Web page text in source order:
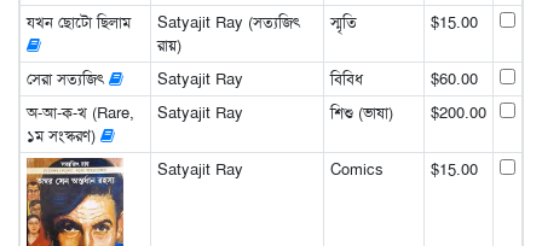
যখন ছোটো ছিলাম
Satyajit Ray (সত্যজিৎ
রায়)
স্মৃতি $15.00
সেরা সত্যজিৎ Satyajit Ray বিবিধ
$60.00
অ-আ-ক-খ (Rare,
১ম সংস্করণ)
Satyajit Ray শিশু (ভাষা) $200.00
Satyajit Ray Comics $15.00